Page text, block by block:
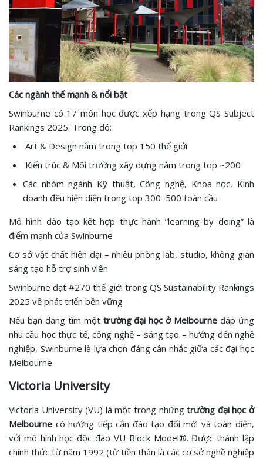
Các ngành thế mạnh & nổi bật
Swinburne có 17 môn học được xếp hạng trong QS Subject
Rankings 2025. Trong đó:
Art & Design nằm trong top 150 thế giới
Kiến trúc & Môi trường xây dựng nằm trong top ~200
Các nhóm ngành Kỹ thuật, Công nghệ, Khoa học, Kinh
doanh đều hiện diện trong top 300–500 toàn cầu
Mô hình đào tạo kết hợp thực hành “learning by doing” là
điểm mạnh của Swinburne
Cơ sở vật chất hiện đại – nhiều phòng lab, studio, không gian
sáng tạo hỗ trợ sinh viên
Swinburne đạt #270 thế giới trong QS Sustainability Rankings
2025 về phát triển bền vững
Nếu bạn đang tìm một trường đại học ở Melbourne đáp ứng
nhu cầu học thực tế, công nghệ – sáng tạo – hướng đến nghề
nghiệp, Swinburne là lựa chọn đáng cân nhắc giữa các đại học
Melbourne.
Victoria University
Victoria University (VU) là một trong nhữngtrường đại học ở
Melbourne có hướng tiếp cận đào tạo đổi mới và toàn diện,
với mô hình học độc đáo VU Block Model®. Được thành lập
chính thức từ năm 1992 (từ tiền thân là các cơ sở nghề nghiệp